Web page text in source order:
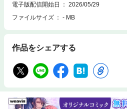
電子版配信開始日
2026/05/29
ファイルサイズ
- MB
作品をシェアする